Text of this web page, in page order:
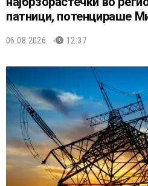
патници, потенцираше
06.08.2026. 12:37